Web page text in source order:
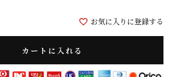
お気に入りに登録する
カートに入れる